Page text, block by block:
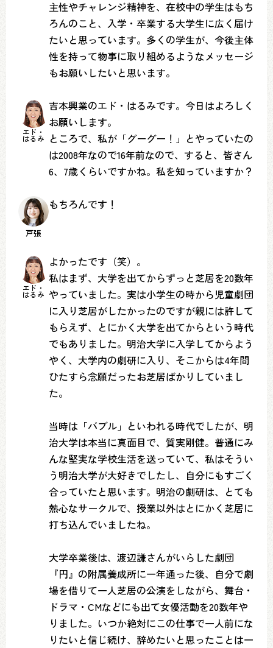
主性やチャレンジ精神を、在校中の学生はもち
ろんのこと、入学・卒業する大学生に広く届け
たいと思っています。多くの学生が、今後主体
性を持って物事に取り組めるようなメッセージ
もお願いしたいと思います。
エド・
はるみ
吉本興業のエド・はるみです。今日はよろしく
お願いします。
ところで、私が「グーグー！」とやっていたの
は2008年なので16年前なので、すると、皆さん
6、7歳くらいですかね。私を知っていますか？
戸張
もちろんです！
エド・
はるみ
よかったです（笑）。
私はまず、大学を出てからずっと芝居を20数年
やっていました。実は小学生の時から児童劇団
に入り芝居がしたかったのですが親には許して
もらえず、とにかく大学を出てからという時代
でもありました。明治大学に入学してからよう
やく、大学内の劇研に入り、そこからは4年間
ひたすら念願だったお芝居ばかりしていまし
た。
当時は「バブル」といわれる時代でしたが、明
治大学は本当に真面目で、質実剛健。普通にみ
んな堅実な学校生活を送っていて、私はそうい
う明治大学が大好きでしたし、自分にもすごく
合っていたと思います。明治の劇研は、とても
熱心なサークルで、授業以外はとにかく芝居に
打ち込んでいましたね。
大学卒業後は、渡辺謙さんがいらした劇団
『円』の附属養成所に一年通った後、自分で劇
場を借りて一人芝居の公演をしながら、舞台・
ドラマ・CMなどにも出て女優活動を20数年や
りました。いつか絶対にこの仕事で一人前にな
りたいと信じ続け、辞めたいと思ったことは一